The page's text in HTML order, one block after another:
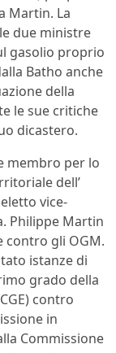
Martin. La
due ministre
gasolio proprio
Batho anche
della
le sue critiche
dicastero.
membro per lo
dell’
vice-
Philippe Martin
contro gli OGM.
istanze di
grado della
contro
in
Commissione